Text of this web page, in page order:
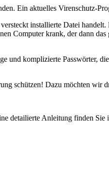
Ein aktuelles Virenschutz-
installierte Datei
Computer krank, der dann
und komplizierte Passwörter,
schützen! Dazu möchten wir
detailierte Anleitung finden Sie